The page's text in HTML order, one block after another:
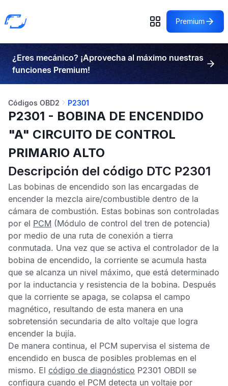
Premium
¿Eres mecánico? ¡Aprovecha al máximo nuestras
funciones Premium!
Códigos OBD2 P2301
P2301 - BOBINA DE ENCENDIDO
"A" CIRCUITO DE CONTROL
PRIMARIO ALTO
Descripción del código DTC P2301
Las bobinas de encendido son las encargadas de
encender la mezcla aire/combustible dentro de la
cámara de combustión. Estas bobinas son controladas
por el PCM (Módulo de control del tren de potencia)
por medio de una ruta de conexión a tierra
conmutada. Una vez que se activa el controlador de la
bobina de encendido, la corriente se acumula hasta
que se alcanza un nivel máximo, que está determinado
por la inductancia y resistencia de la bobina. Después
que la corriente se apaga, se colapsa el campo
magnético, resultando de esta manera en una
sobretensión secundaria de alto voltaje que logra
encender la bujía.
De manera continua, el PCM supervisa el sistema de
encendido en busca de posibles problemas en el
mismo. El código de diagnóstico P2301 OBDII se
configura cuando el PCM detecta un voltaje por